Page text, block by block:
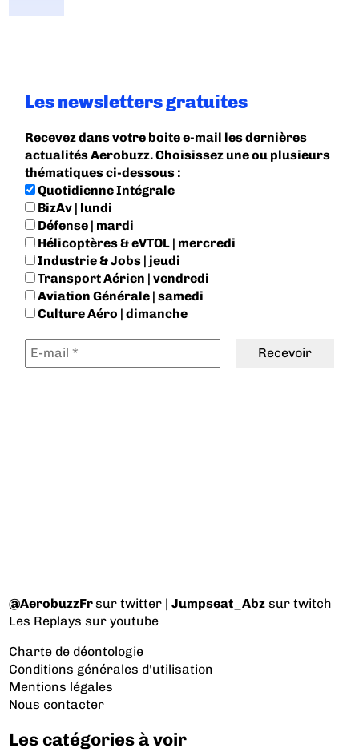
Les newsletters gratuites
Recevez dans votre boite e-mail les dernières
actualités Aerobuzz. Choisissez une ou plusieurs
thématiques ci-dessous :
Quotidienne Intégrale
BizAv | lundi
Défense | mardi
Hélicoptères & eVTOL | mercredi
Industrie & Jobs | jeudi
Transport Aérien | vendredi
Aviation Générale | samedi
Culture Aéro | dimanche
@AerobuzzFrsur twitter |Jumpseat_Abz sur twitch
Les Replays sur youtube
Charte de déontologie
Conditions générales d'utilisation
Mentions légales
Nous contacter
Les catégories à voir